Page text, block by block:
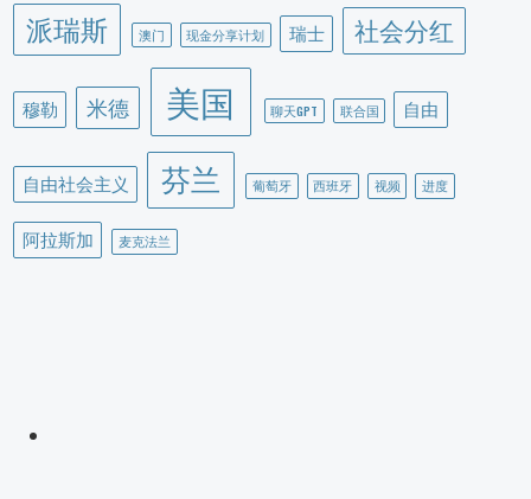
派瑞斯 澳门 现金分享计划 瑞士 社会分红
穆勒 米德 美国 聊天GPT 联合国 自由
自由社会主义 芬兰 葡萄牙 西班牙 视频 进度
阿拉斯加 麦克法兰